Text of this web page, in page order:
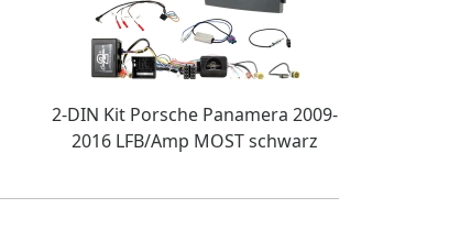
2-DIN Kit Porsche Panamera 2009-
2016 LFB/Amp MOST schwarz